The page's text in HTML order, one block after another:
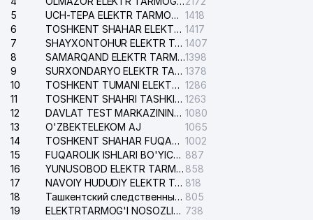
5
UCH-TEPA ELEKTR TARMOG'I NOSOZLIKLARI XIZMATI 1418
6
TOSHKENT SHAHAR ELEKTR TARMOQLARI KORXONASI AJ 1417
7
SHAYXONTOHUR ELEKTR TARMOG'I NOSOZLIKLARINI TUZATISH XIZMATI 1407
8
SAMARQAND ELEKTR TARMOQLARI AJ1398
9
SURXONDARYO ELEKTR TARMOQLARI AJ 1378
10
TOSHKENT TUMANI ELEKTR TARMOG'I AVARIYA XIZMATI 1286
11
TOSHKENT SHAHRI TASHKILOT TELEFONLARI HAQIDA MA'LUMOT BYUROSI 1263
12
DAVLAT TEST MARKAZINING ISHONCH TELEFONLARI 1080
13
O'ZBEKTELEKOM AJ
1065
14
TOSHKENT SHAHAR FUQAROLIK ISHLARI BO'YICHA SUDI 1002
15
FUQAROLIK ISHLARI BO'YICHA YAKKASAROY TUMANLARARO SUDI 887
16
YUNUSOBOD ELEKTR TARMOG'I NOSOZLIKLARI XIZMATI 858
17
NAVOIY HUDUDIY ELEKTR TARMOQLARI KORXONASI AJ 818
18
Ташкентский следственный изолятор 805
19
ELEKTRTARMOG'I NOSOZLIKLARINI TO'ZATISH SERGELI XIZMATI 738